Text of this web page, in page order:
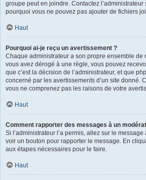
groupe peut en joindre. Contactez l’administrateur
pourquoi vous ne pouvez pas ajouter de fichiers
Haut
Pourquoi ai-je reçu un avertissement ?
Chaque administrateur a son propre ensemble de
vous avez dérogé à une règle, vous pouvez
que c’est la décision de l’administrateur, et que
concerné par les avertissements d’un site donné.
vous ne comprenez pas les raisons de votre
Haut
Comment rapporter des messages à un
Si l’administrateur l’a permis, allez sur le
voir un bouton pour rapporter le message. En
aux étapes nécessaires pour le faire.
Haut